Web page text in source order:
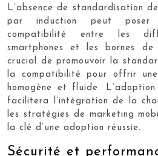
L’absence de standardisation
par induction peut poser
compatibilité entre les
smartphones et les bornes
crucial de promouvoir la
la compatibilité pour offrir
homogène et fluide. L’adoption
facilitera l’intégration de la
les stratégies de marketing
la clé d’une adoption réussie.
Sécurité et